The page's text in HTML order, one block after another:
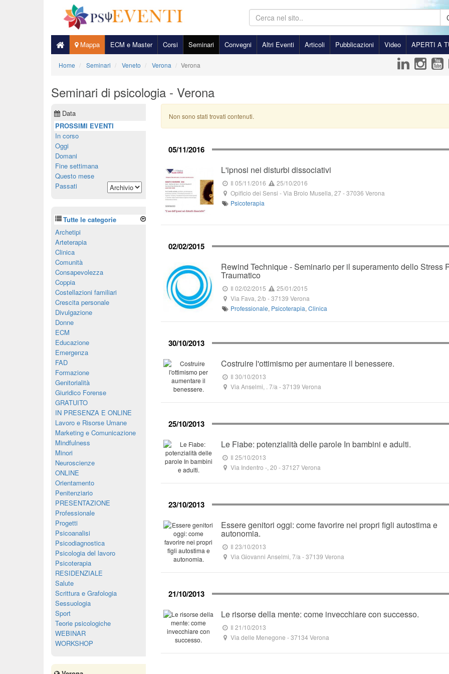
Mappa ECM e Master Corsi Seminari Convegni Altri Eventi Articoli Pubblicazioni Video APERTI A
Home Seminari Veneto Verona Verona
Seminari di psicologia - Verona
Non sono stati trovati contenuti.
05/11/2016
L'ipnosi nei disturbi dissociativi
Il 05/11/2016
25/10/2016
Opificio dei Sensi -Via Brolo Musella, 27-37036 Verona
Psicoterapia
02/02/2015
Rewind Technique - Seminario per il superamento dello Stress
Traumatico
Il 02/02/2015
25/01/2015
Via Fava, 2/b-37139 Verona
Professionale, Psicoterapia, Clinica
30/10/2013
Costruire l'ottimismo per aumentare il benessere.
Il 30/10/2013
Via Anselmi, . 7/a -37139 Verona
25/10/2013
Le Fiabe: potenzialità delle parole In bambini e adulti.
Il 25/10/2013
Via Indentro -, 20 -37127Verona
23/10/2013
Essere genitori oggi: come favorire nei propri figli autostima e
autonomia.
Il 23/10/2013
Via Giovanni Anselmi, 7/a -37139 Verona
21/10/2013
Le risorse della mente: come invecchiare con successo.
Il 21/10/2013
Via delle Menegone -37134 Verona
Data
PROSSIMI EVENTI
In corso
Oggi
Domani
Fine settimana
Questo mese
Passati
Tutte le categorie
Archetipi
Arteterapia
Clinica
Comunità
Consapevolezza
Coppia
Costellazioni familiari
Crescita personale
Divulgazione
Donne
ECM
Educazione
Emergenza
FAD
Formazione
Genitorialità
Giuridico Forense
GRATUITO
IN PRESENZA E ONLINE
Lavoro e Risorse Umane
Marketing e Comunicazione
Mindfulness
Minori
Neuroscienze
ONLINE
Orientamento
Penitenziario
PRESENTAZIONE
Professionale
Progetti
Psicoanalisi
Psicodiagnostica
Psicologia del lavoro
Psicoterapia
RESIDENZIALE
Salute
Scrittura e Grafologia
Sessuologia
Sport
Teorie psicologiche
WEBINAR
WORKSHOP